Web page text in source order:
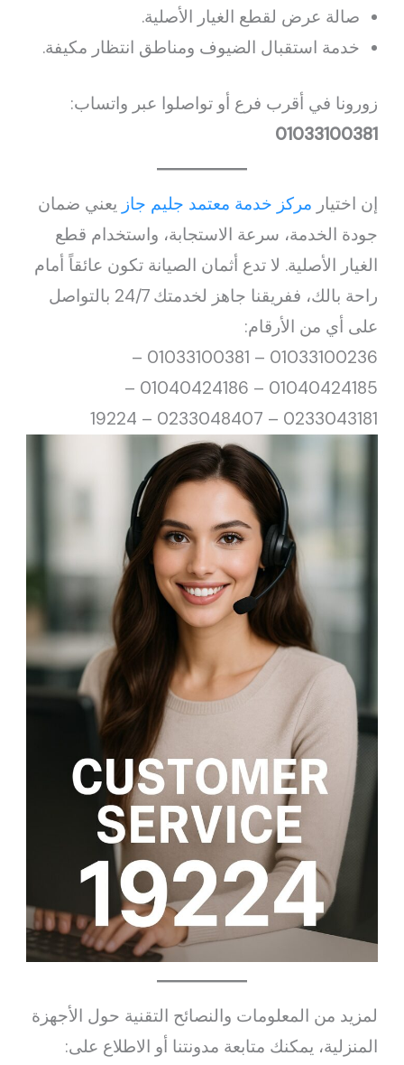
صالة عرض لقطع الغيار الأصلية.
خدمة استقبال الضيوف ومناطق انتظار مكيفة.
زورونا في أقرب فرع أو تواصلوا عبر واتساب:
01033100381
إن اختيار مركز خدمة معتمد جليم جاز يعني ضمان
جودة الخدمة، سرعة الاستجابة، واستخدام قطع
الغيار الأصلية. لا تدع أثمان الصيانة تكون عائقاً أمام
راحة بالك، ففريقنا جاهز لخدمتك 24/7 بالتواصل
على أي من الأرقام:
01033100236 – 01033100381 –
01040424185 – 01040424186 –
0233043181 – 0233048407 – 19224
لمزيد من المعلومات والنصائح التقنية حول الأجهزة
المنزلية، يمكنك متابعة مدونتنا أو الاطلاع على: